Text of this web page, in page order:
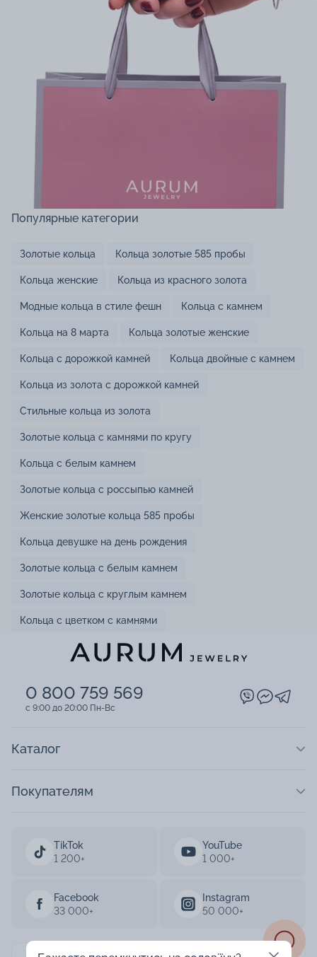
Популярные категории
Золотые кольца Кольца золотые 585 пробы
Кольца женские Кольца из красного золота
Модные кольца в стиле фешн Кольца с камнем
Кольца на 8 марта Кольца золотые женские
Кольца с дорожкой камней Кольца двойные с камнем
Кольца из золота с дорожкой камней
Стильные кольца из золота
Золотые кольца с камнями по кругу
Кольца с белым камнем
Золотые кольца с россыпью камней
Женские золотые кольца 585 пробы
Кольца девушке на день рождения
Золотые кольца с белым камнем
Золотые кольца с круглым камнем
Кольца с цветком с камнями
0 800 759 569
c 9:00 до 20:00 Пн-Вс
TikTok
1 200+
YouTube
1 000+
Facebook
33 000+
Instagram
50 000+
Каталог
Покупателям